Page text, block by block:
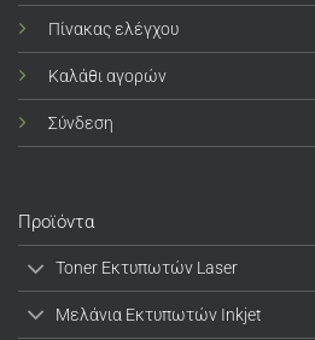
Πίνακας ελέγχου
Καλάθι αγορών
Σύνδεση
Προϊόντα
Toner Εκτυπωτών Laser
Μελάνια Εκτυπωτών Inkjet